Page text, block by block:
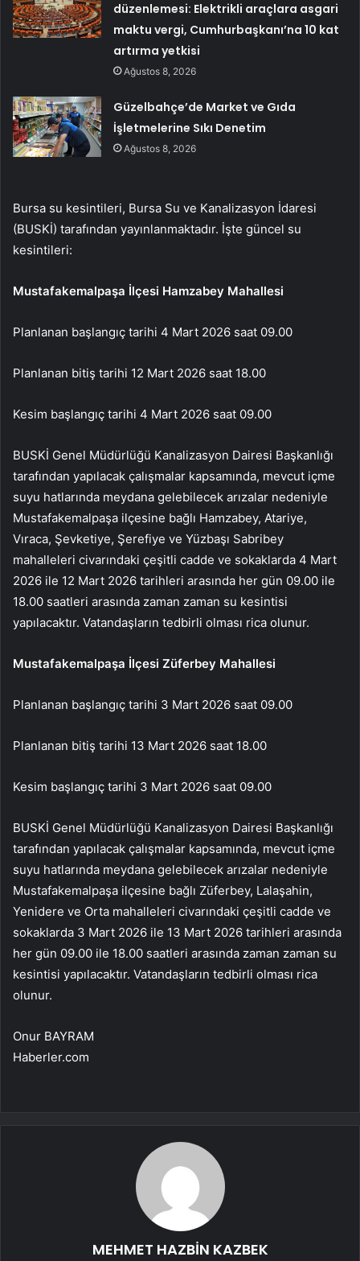
düzenlemesi: Elektrikli araçlara asgari
maktu vergi, Cumhurbaşkanı’na 10 kat
artırma yetkisi
Ağustos 8, 2026
Güzelbahçe’de Market ve Gıda
İşletmelerine Sıkı Denetim
Ağustos 8, 2026
Bursa su kesintileri, Bursa Su ve Kanalizasyon İdaresi
(BUSKİ) tarafından yayınlanmaktadır. İşte güncel su
kesintileri:
Mustafakemalpaşa İlçesi Hamzabey Mahallesi
Planlanan başlangıç tarihi 4 Mart 2026 saat 09.00
Planlanan bitiş tarihi 12 Mart 2026 saat 18.00
Kesim başlangıç tarihi 4 Mart 2026 saat 09.00
BUSKİ Genel Müdürlüğü Kanalizasyon Dairesi Başkanlığı
tarafından yapılacak çalışmalar kapsamında, mevcut içme
suyu hatlarında meydana gelebilecek arızalar nedeniyle
Mustafakemalpaşa ilçesine bağlı Hamzabey, Atariye,
Vıraca, Şevketiye, Şerefiye ve Yüzbaşı Sabribey
mahalleleri civarındaki çeşitli cadde ve sokaklarda 4 Mart
2026 ile 12 Mart 2026 tarihleri arasında her gün 09.00 ile
18.00 saatleri arasında zaman zaman su kesintisi
yapılacaktır. Vatandaşların tedbirli olması rica olunur.
Mustafakemalpaşa İlçesi Züferbey Mahallesi
Planlanan başlangıç tarihi 3 Mart 2026 saat 09.00
Planlanan bitiş tarihi 13 Mart 2026 saat 18.00
Kesim başlangıç tarihi 3 Mart 2026 saat 09.00
BUSKİ Genel Müdürlüğü Kanalizasyon Dairesi Başkanlığı
tarafından yapılacak çalışmalar kapsamında, mevcut içme
suyu hatlarında meydana gelebilecek arızalar nedeniyle
Mustafakemalpaşa ilçesine bağlı Züferbey, Lalaşahin,
Yenidere ve Orta mahalleleri civarındaki çeşitli cadde ve
sokaklarda 3 Mart 2026 ile 13 Mart 2026 tarihleri arasında
her gün 09.00 ile 18.00 saatleri arasında zaman zaman su
kesintisi yapılacaktır. Vatandaşların tedbirli olması rica
olunur.
Onur BAYRAM
Haberler.com
MEHMET HAZBİN KAZBEK